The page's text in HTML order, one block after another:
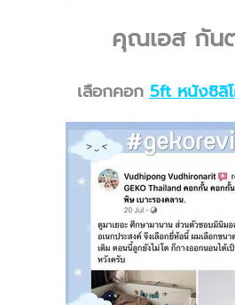
คุณเอส กัน
เลือกคอก5ft หนังซิลิ